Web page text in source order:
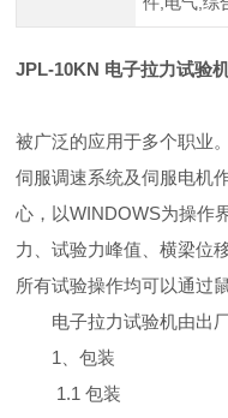
JPL-10KN 电子拉力试验
被广泛的应用于多个职业
伺服调速系统及伺服电机
心，以WINDOWS为操作
力、试验力峰值、横梁位
所有试验操作均可以通过
电子拉力试验机由出厂
1、包装
1.1 包装